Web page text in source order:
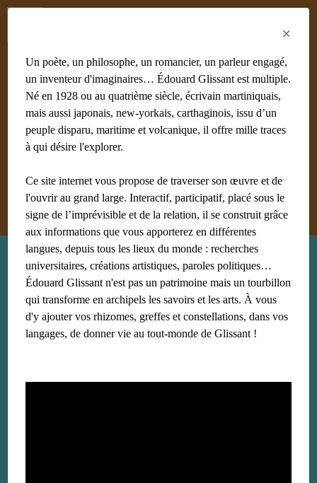
#achiery #acoma #adami #afrique #agnès B
#algérie
#Aliocha Wald Lasowski #amériques
#amis
#anthropologie
Afficher tous les mots clés
Recherche : biographie
×
Un poète, un philosophe, un romancier, un parleur engagé,
un inventeur d'imaginaires… Édouard Glissant est multiple.
Né en 1928 ou au quatrième siècle, écrivain martiniquais,
mais aussi japonais, new-yorkais, carthaginois, issu d’un
peuple disparu, maritime et volcanique, il offre mille traces
à qui désire l'explorer.
Ce site internet vous propose de traverser son œuvre et de
l'ouvrir au grand large. Interactif, participatif, placé sous le
signe de l’imprévisible et de la relation, il se construit grâce
aux informations que vous apporterez en différentes
langues, depuis tous les lieux du monde : recherches
universitaires, créations artistiques, paroles politiques…
Édouard Glissant n'est pas un patrimoine mais un tourbillon
qui transforme en archipels les savoirs et les arts. À vous
d'y ajouter vos rhizomes, greffes et constellations, dans vos
langages, de donner vie au tout-monde de Glissant !